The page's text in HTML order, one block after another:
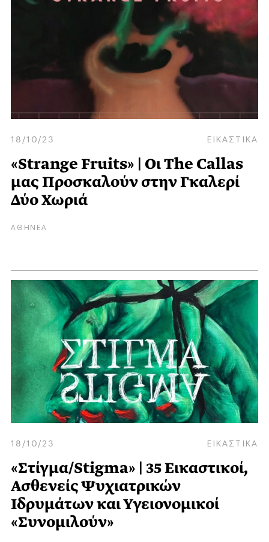
18/10/23 ΕΙΚΑΣΤΙΚΑ
«Strange Fruits» | Οι The Callas
μας Προσκαλούν στην Γκαλερί
Δύο Χωριά
ΑΘΗΝΕΑ
18/10/23 ΕΙΚΑΣΤΙΚΑ
«Στίγμα/Stigma» | 35 Εικαστικοί,
Ασθενείς Ψυχιατρικών
Ιδρυμάτων και Υγειονομικοί
«Συνομιλούν»